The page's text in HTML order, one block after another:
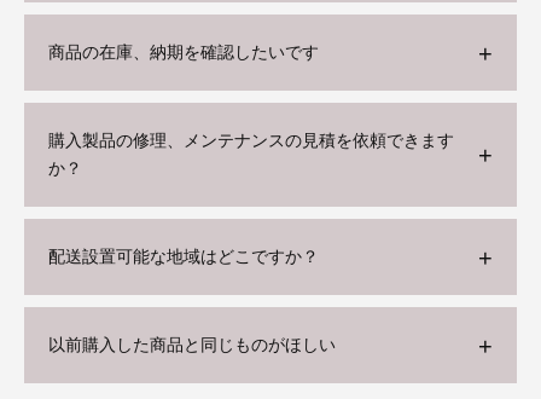
商品の在庫、納期を確認したいです
購入製品の修理、メンテナンスの見積を依頼できます
か？
配送設置可能な地域はどこですか？
以前購入した商品と同じものがほしい